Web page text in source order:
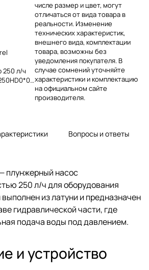
250 л/ч
в
числе размер и цвет, могут
отличаться от вида товара в
реальности. Изменение
технических характеристик,
внешнего вида, комплектации
товара, возможны без
уведомления покупателя. В
случае сомнений уточняйте
характеристики и комплектацию
на официальном сайте
производителя.
Вопросы и ответы
плунжерный насос
250 л/ч для оборудования
из латуни и предназначен
гидравлической части, где
подача воды под давлением.
и устройство